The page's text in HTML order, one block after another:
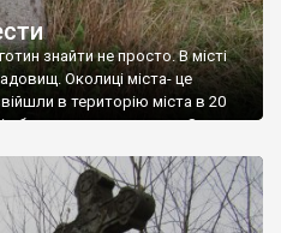
знайти не просто. В місті
Околиці міста- це
в територію міста в 20
було своє кладовище. З
Хрести були заросші сухою […]